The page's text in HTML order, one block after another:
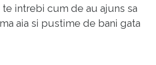
te intrebi cum de au ajuns sa
aia si pustime de bani gata
de viata prea buna si de